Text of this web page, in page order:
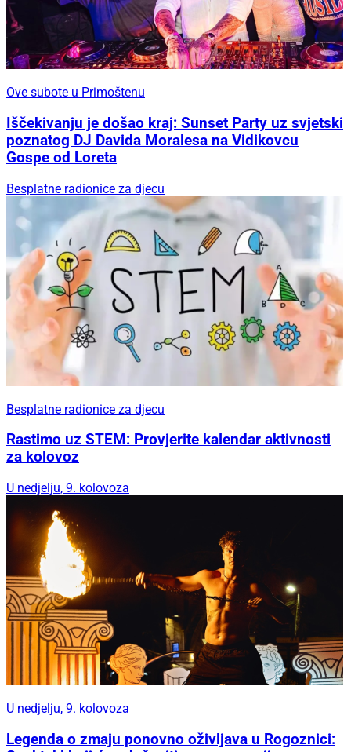
Ove subote u Primoštenu
Iščekivanju je došao kraj: Sunset Party uz svjetski
poznatog DJ Davida Moralesa na Vidikovcu
Gospe od Loreta
Besplatne radionice za djecu
Besplatne radionice za djecu
Rastimo uz STEM: Provjerite kalendar aktivnosti
za kolovoz
U nedjelju, 9. kolovoza
U nedjelju, 9. kolovoza
Legenda o zmaju ponovno oživljava u Rogoznici: